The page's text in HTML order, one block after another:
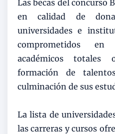
Las becas del concurso
en calidad de
universidades e
comprometidos
académicos
formación de
culminación de sus
La lista de
las carreras y cursos